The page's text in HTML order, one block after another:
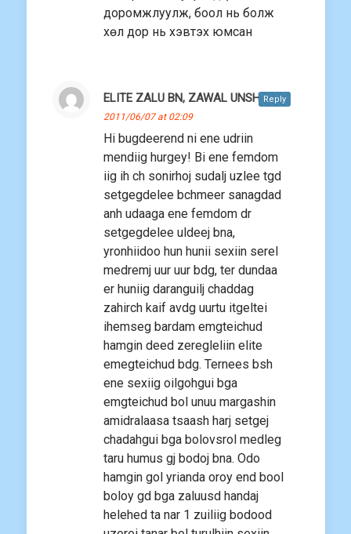
доромжлуулж, боол нь болж
хөл дор нь хэвтэх юмсан
ELITE ZALU BN, ZAWAL UNSH says:
2011/06/07 at 02:09
Hi bugdeerend ni ene udriin
mendiig hurgey! Bi ene femdom
iig ih ch sonirhoj sudalj uzlee tgd
setgegdelee bchmeer sanagdad
anh udaaga ene femdom dr
setgegdelee uldeej bna,
yronhiidoo hun hunii sexiin serel
medremj uur uur bdg, ter dundaa
er huniig daranguilj chaddag
zahirch kaif avdg uurtu itgeltei
ihemseg bardam emgteichud
hamgin deed zeregleliin elite
emegteichud bdg. Ternees bsh
ene sexiig oilgohgui bga
emgteichud bol unuu margashin
amidralaasa tsaash harj setgej
chadahgui bga bolovsrol medleg
taru humus gj bodoj bna. Odo
hamgin gol yrianda oroy end bool
boloy gd bga zaluusd handaj
helehed ta nar 1 zuiliig bodood
Reply